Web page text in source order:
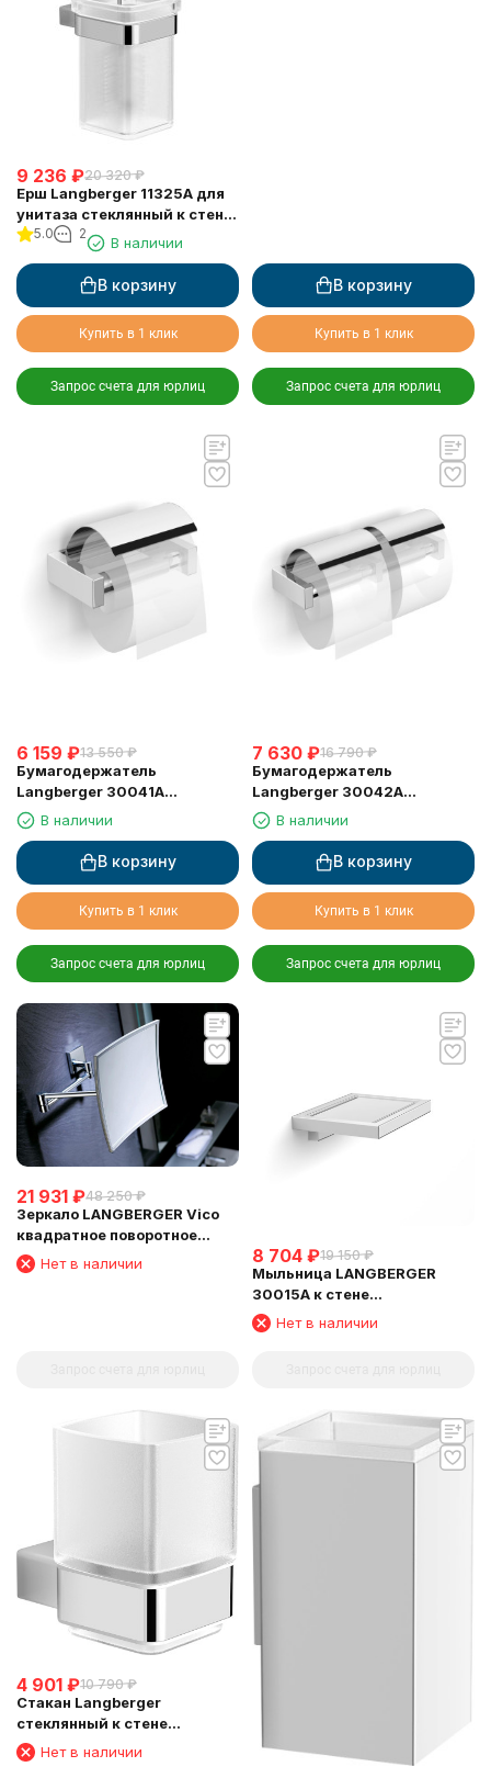
9 236 ₽20 320 ₽
Ерш Langberger 11325A для
унитаза стеклянный к стене
квадратный
5.0 2
В наличии
В корзину
Купить в 1 клик
Запрос счета для юрлиц
В корзину
Купить в 1 клик
Запрос счета для юрлиц
6 159 ₽13 550 ₽
Бумагодержатель
Langberger 30041A
туалетной бумаги с
крышкой
В наличии
В корзину
Купить в 1 клик
Запрос счета для юрлиц
7 630 ₽16 790 ₽
Бумагодержатель
Langberger 30042A
туалетной бумаги с
крышкой двойной
В наличии
В корзину
Купить в 1 клик
Запрос счета для юрлиц
21 931 ₽48 250 ₽
Зеркало LANGBERGER Vico
квадратное поворотное
косметическое 5 кратное
увеличение (75485)
Нет в наличии 8 704 ₽19 150 ₽
Мыльница LANGBERGER
30015A к стене
хромированная (L&C)
Нет в наличии
4 901 ₽10 790 ₽
Стакан Langberger
стеклянный к стене
квадратный 11311A
Нет в наличии